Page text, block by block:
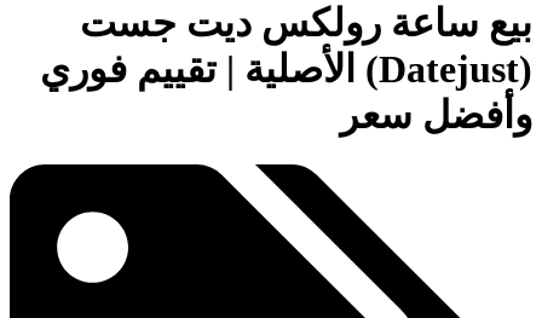
بيع ساعة رولكس ديت جست
(Datejust) الأصلية | تقييم فوري
وأفضل سعر